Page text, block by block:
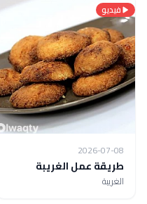
فيديو
2026-07-08
طريقة عمل الغريبة
الغريبة